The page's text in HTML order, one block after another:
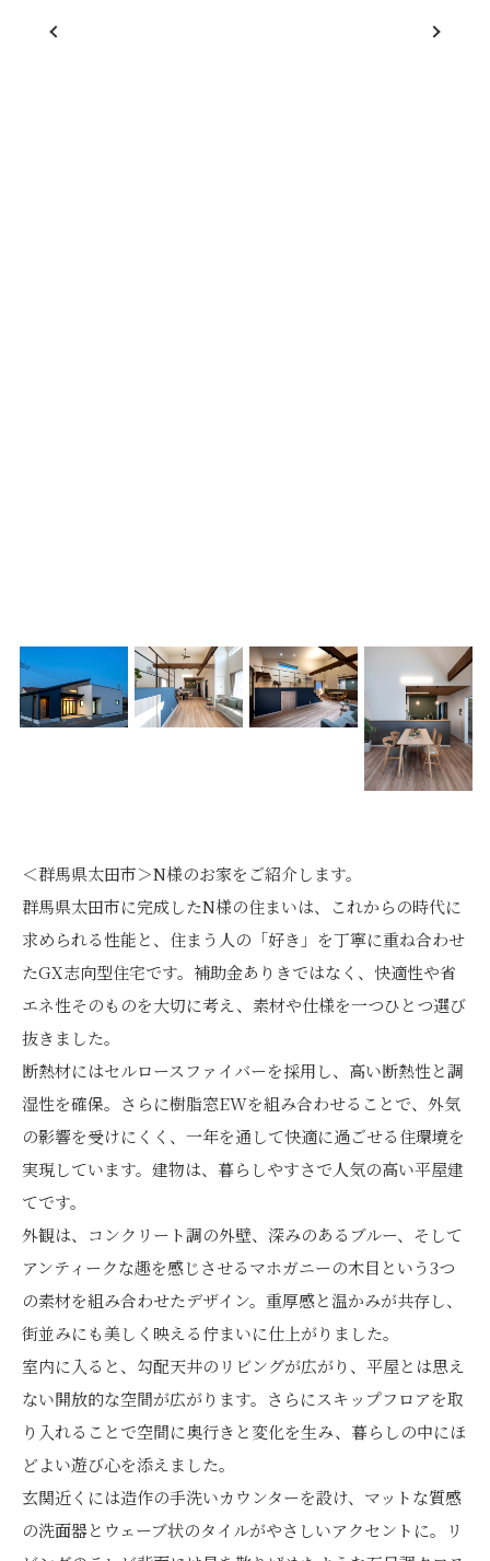
＜群馬県太田市＞N様のお家をご紹介します。
群馬県太田市に完成したN様の住まいは、これからの時代に
求められる性能と、住まう人の「好き」を丁寧に重ね合わせ
たGX志向型住宅です。補助金ありきではなく、快適性や省
エネ性そのものを大切に考え、素材や仕様を一つひとつ選び
抜きました。
断熱材にはセルロースファイバーを採用し、高い断熱性と調
湿性を確保。さらに樹脂窓EWを組み合わせることで、外気
の影響を受けにくく、一年を通して快適に過ごせる住環境を
実現しています。建物は、暮らしやすさで人気の高い平屋建
てです。
外観は、コンクリート調の外壁、深みのあるブルー、そして
アンティークな趣を感じさせるマホガニーの木目という3つ
の素材を組み合わせたデザイン。重厚感と温かみが共存し、
街並みにも美しく映える佇まいに仕上がりました。
室内に入ると、勾配天井のリビングが広がり、平屋とは思え
ない開放的な空間が広がります。さらにスキップフロアを取
り入れることで空間に奥行きと変化を生み、暮らしの中にほ
どよい遊び心を添えました。
玄関近くには造作の手洗いカウンターを設け、マットな質感
の洗面器とウェーブ状のタイルがやさしいアクセントに。リ